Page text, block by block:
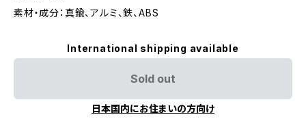
素材・成分：真鍮、アルミ、鉄、ABS
International shipping available
Sold out
日本国内にお住まいの方向け